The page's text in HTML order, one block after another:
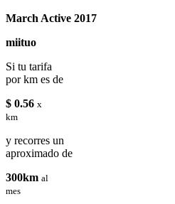
March Active 2017
miituo
Si tu tarifa
por km es de
$ 0.56 x
km
y recorres un
aproximado de
300km al
mes